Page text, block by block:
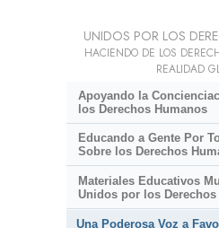
UNIDOS POR LOS
HACIENDO DE LOS
REALIDAD
Apoyando la
los Derechos Humanos
Educando a Gente Por
Sobre los Derechos
Materiales Educativos
Unidos por los Derechos
Una Poderosa Voz a